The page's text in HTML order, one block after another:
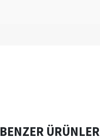
BENZER ÜRÜNLER